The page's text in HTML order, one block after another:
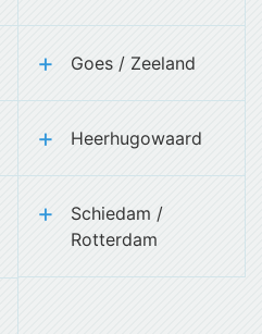
Goes / Zeeland
Heerhugowaard
Schiedam /
Rotterdam